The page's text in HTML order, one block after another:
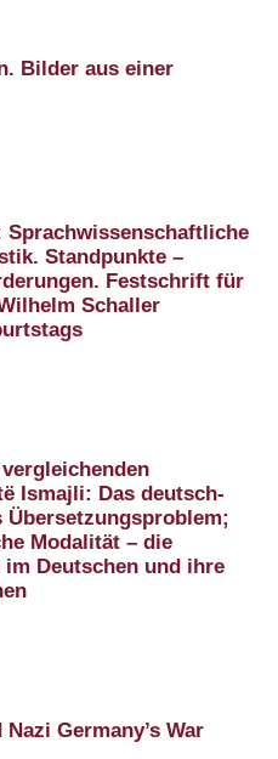
Bilder aus einer
Sprachwissenschaftliche
Standpunkte –
Festschrift für
Schaller
Ismajli: Das deutsch-
Modalität – die
Deutschen und ihre
Germany’s War